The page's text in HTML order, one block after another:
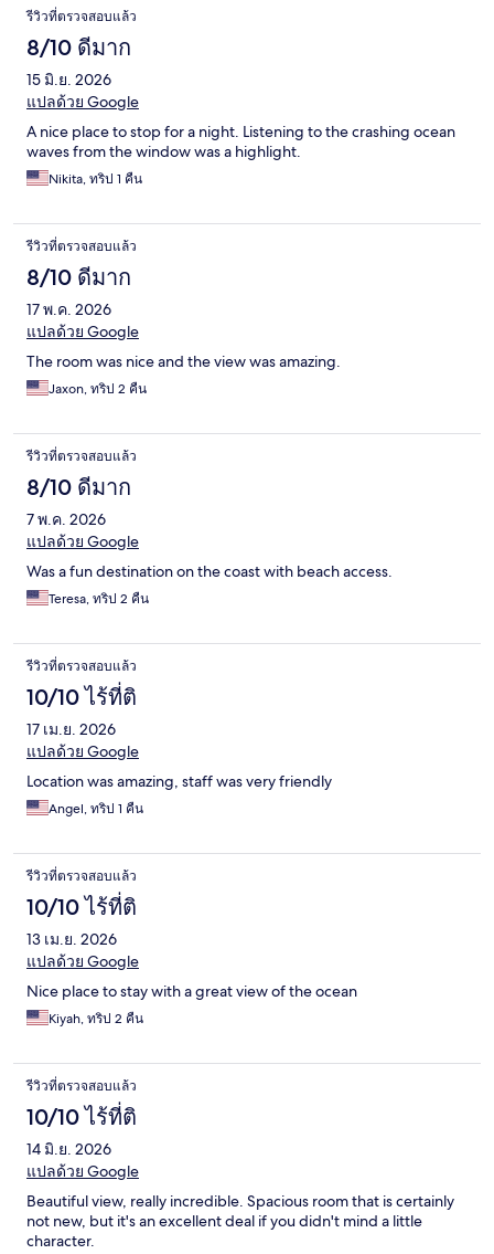
รีวิวที่ตรวจสอบแล้ว
8/10 ดีมาก
15 มิ.ย. 2026
แปลด้วย Google
A nice place to stop for a night. Listening to the crashing ocean
waves from the window was a highlight.
Nikita, ทริป 1 คืน
รีวิวที่ตรวจสอบแล้ว
8/10 ดีมาก
17 พ.ค. 2026
แปลด้วย Google
The room was nice and the view was amazing.
Jaxon, ทริป 2 คืน
รีวิวที่ตรวจสอบแล้ว
8/10 ดีมาก
7 พ.ค. 2026
แปลด้วย Google
Was a fun destination on the coast with beach access.
Teresa, ทริป 2 คืน
รีวิวที่ตรวจสอบแล้ว
10/10 ไร้ที่ติ
17 เม.ย. 2026
แปลด้วย Google
Location was amazing, staff was very friendly
Angel, ทริป 1 คืน
รีวิวที่ตรวจสอบแล้ว
10/10 ไร้ที่ติ
13 เม.ย. 2026
แปลด้วย Google
Nice place to stay with a great view of the ocean
Kiyah, ทริป 2 คืน
รีวิวที่ตรวจสอบแล้ว
10/10 ไร้ที่ติ
14 มิ.ย. 2026
แปลด้วย Google
Beautiful view, really incredible. Spacious room that is certainly
not new, but it's an excellent deal if you didn't mind a little
character.